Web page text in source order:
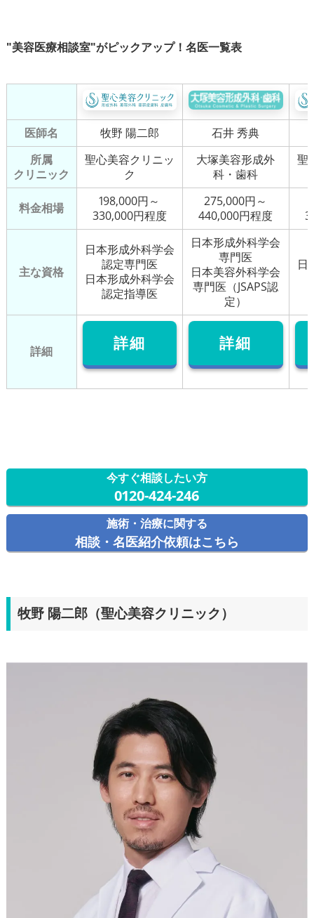
"美容医療相談室"がピックアップ！名医一覧表
医師名 牧野 陽二郎
石井 秀典
所属
クリニック
聖心美容クリニッ
ク
大塚美容形成外
科・歯科
聖
料金相場
198,000円～
330,000円程度
275,000円～
440,000円程度
主な資格
日本形成外科学会
認定専門医
日本形成外科学会
認定指導医
日本形成外科学会
専門医
日本美容外科学会
専門医（JSAPS認
定）
日
詳細 詳細 詳細
今すぐ相談したい方
0120-424-246
施術・治療に関する
相談・名医紹介依頼はこちら
牧野 陽二郎（聖心美容クリニック）